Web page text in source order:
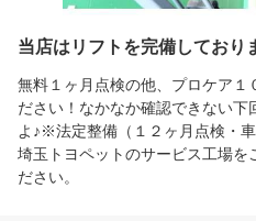
当店はリフトを完備しており
無料１ヶ月点検の他、プロケア１
ださい！なかなか確認できない
よ♪※法定整備（１２ヶ月点検・
埼玉トヨペットのサービス工場を
ださい。